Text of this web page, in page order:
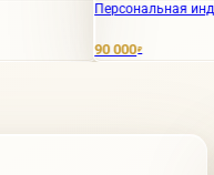
Персональная индентификация